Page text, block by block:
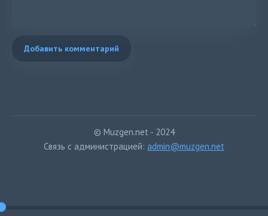
Добавить комментарий
© Muzgen.net - 2024
Связь с администрацией: admin@muzgen.net